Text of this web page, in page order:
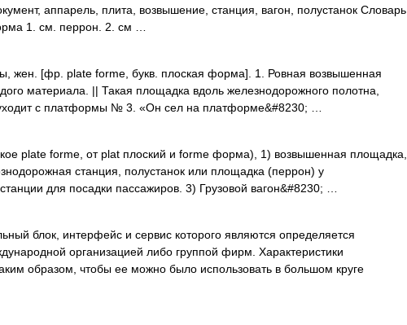
аппарель, плита, возвышение, станция, вагон, полустанок Словарь
1. см. перрон. 2. см …
жен. [фр. plate forme, букв. плоская форма]. 1. Ровная возвышенная
материала. || Такая площадка вдоль железнодорожного полотна,
с платформы № 3. «Он сел на платформе&#8230; …
plate forme, от plat плоский и forme форма), 1) возвышенная площадка,
станция, полустанок или площадка (перрон) у
для посадки пассажиров. 3) Грузовой вагон&#8230; …
блок, интерфейс и сервис которого являются определяется
организацией либо группой фирм. Характеристики
образом, чтобы ее можно было использовать в большом круге